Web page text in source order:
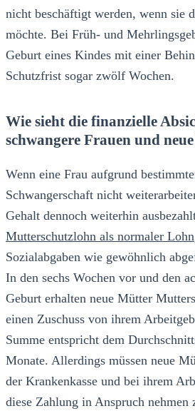
nicht beschäftigt werden, wenn sie
möchte. Bei Früh- und
Geburt eines Kindes mit einer
Schutzfrist sogar zwölf Wochen.
Wie sieht die finanzielle
schwangere Frauen und
Wenn eine Frau aufgrund
Schwangerschaft nicht
Gehalt dennoch weiterhin
Mutterschutzlohn als normaler Lohn
Sozialabgaben wie gewöhnlich
In den sechs Wochen vor und den
Geburt erhalten neue Mütter
einen Zuschuss von ihrem
Summe entspricht dem
Monate. Allerdings müssen neue
der Krankenkasse und bei ihrem
diese Zahlung in Anspruch nehmen